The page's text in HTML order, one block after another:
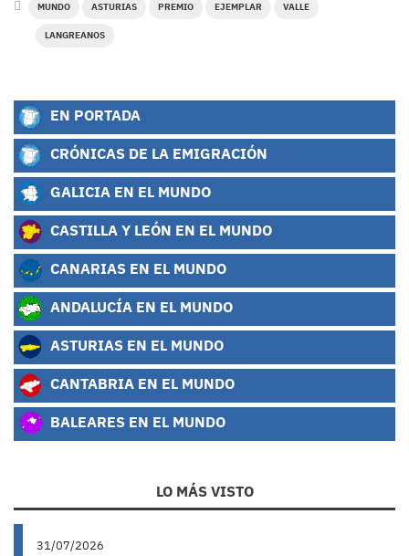
MUNDO ASTURIAS PREMIO EJEMPLAR VALLE
LANGREANOS
EN PORTADA
CRÓNICAS DE LA EMIGRACIÓN
GALICIA EN EL MUNDO
CASTILLA Y LEÓN EN EL MUNDO
CANARIAS EN EL MUNDO
ANDALUCÍA EN EL MUNDO
ASTURIAS EN EL MUNDO
CANTABRIA EN EL MUNDO
BALEARES EN EL MUNDO
LO MÁS VISTO
31/07/2026